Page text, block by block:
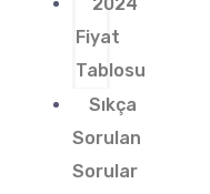
Fiyat
Tablosu
Sıkça
Sorulan
Sorular